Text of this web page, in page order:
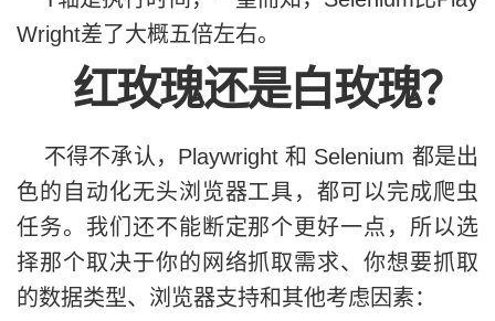
data = list(map extract_data,
end = time.time()
driver.quit ()
Wright差了大概五倍左右。
红玫瑰还是白玫瑰？
不得不承认，Playwright 和 Selenium 都是出
色的自动化无头浏览器工具，都可以完成爬虫
任务。我们还不能断定那个更好一点，所以选
择那个取决于你的网络抓取需求、你想要抓取
的数据类型、浏览器支持和其他考虑因素：